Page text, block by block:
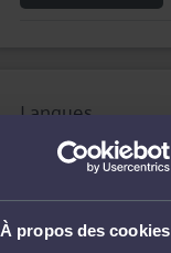
À propos des cookies
Langues
Disponibilités